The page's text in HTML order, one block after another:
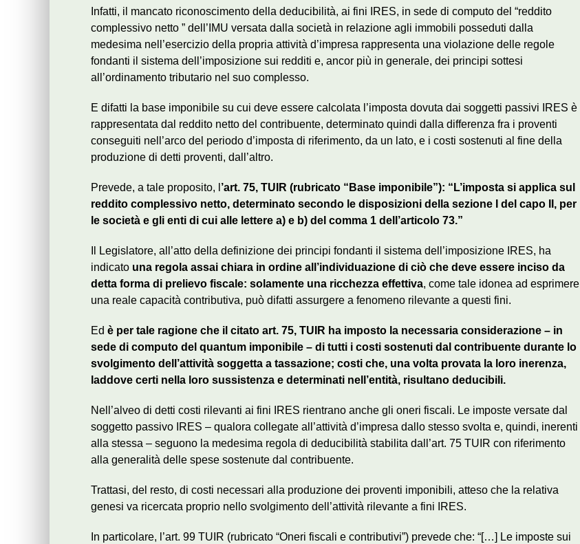
Infatti, il mancato riconoscimento della deducibilità, ai fini IRES, in sede di computo del “reddito
complessivo netto ” dell’IMU versata dalla società in relazione agli immobili posseduti dalla
medesima nell’esercizio della propria attività d’impresa rappresenta una violazione delle regole
fondanti il sistema dell’imposizione sui redditi e, ancor più in generale, dei principi sottesi
all’ordinamento tributario nel suo complesso.
E difatti la base imponibile su cui deve essere calcolata l’imposta dovuta dai soggetti passivi IRES è
rappresentata dal reddito netto del contribuente, determinato quindi dalla differenza fra i proventi
conseguiti nell’arco del periodo d’imposta di riferimento, da un lato, e i costi sostenuti al fine della
produzione di detti proventi, dall’altro.
Prevede, a tale proposito, l ’art. 75, TUIR (rubricato “Base imponibile”): “L’imposta si applica sul
reddito complessivo netto, determinato secondo le disposizioni della sezione I del capo II, per
le società e gli enti di cui alle lettere a) e b) del comma 1 dell’articolo 73.”
Il Legislatore, all’atto della definizione dei principi fondanti il sistema dell’imposizione IRES, ha
indicato una regola assai chiara in ordine all’individuazione di ciò che deve essere inciso da
detta forma di prelievo fiscale: solamente una ricchezza effettiva, come tale idonea ad esprimere
una reale capacità contributiva, può difatti assurgere a fenomeno rilevante a questi fini.
Ed è per tale ragione che il citato art. 75, TUIR ha imposto la necessaria considerazione – in
sede di computo del quantum imponibile – di tutti i costi sostenuti dal contribuente durante lo
svolgimento dell’attività soggetta a tassazione; costi che, una volta provata la loro inerenza,
laddove certi nella loro sussistenza e determinati nell’entità, risultano deducibili.
Nell’alveo di detti costi rilevanti ai fini IRES rientrano anche gli oneri fiscali. Le imposte versate dal
soggetto passivo IRES – qualora collegate all’attività d’impresa dallo stesso svolta e, quindi, inerenti
alla stessa – seguono la medesima regola di deducibilità stabilita dall’art. 75 TUIR con riferimento
alla generalità delle spese sostenute dal contribuente.
Trattasi, del resto, di costi necessari alla produzione dei proventi imponibili, atteso che la relativa
genesi va ricercata proprio nello svolgimento dell’attività rilevante a fini IRES.
In particolare, l’art. 99 TUIR (rubricato “Oneri fiscali e contributivi”) prevede che: “[…] Le imposte sui